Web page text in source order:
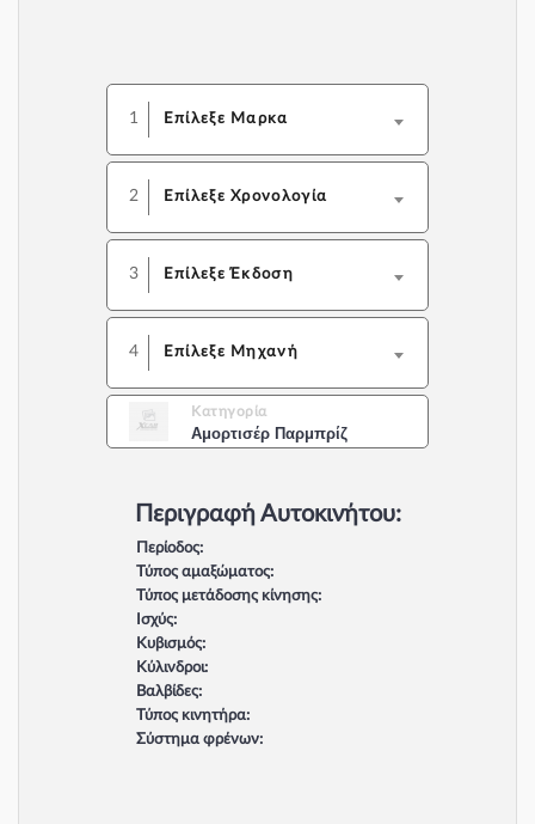
1 Επίλεξε Μαρκα
2 Επίλεξε Χρονολογία
3 Επίλεξε Έκδοση
4 Επίλεξε Μηχανή
Κατηγορία
Αμορτισέρ Παρμπρίζ
Περιγραφή Αυτοκινήτου:
Περίοδος:
Τύπος αμαξώματος:
Τύπος μετάδοσης κίνησης:
Ισχύς:
Κυβισμός:
Κύλινδροι:
Βαλβίδες:
Τύπος κινητήρα:
Σύστημα φρένων: